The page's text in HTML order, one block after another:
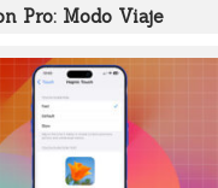
Pro: Modo Viaje